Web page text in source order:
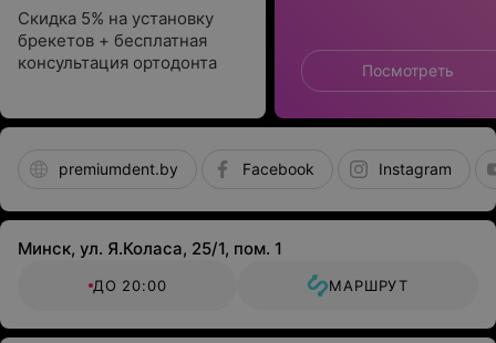
Скидка 5% на установку
брекетов + бесплатная
консультация ортодонта
Посмотреть
premiumdent.by Facebook Instagram
Минск, ул. Я.Коласа, 25/1, пом. 1
ДО 20:00 МАРШРУТ